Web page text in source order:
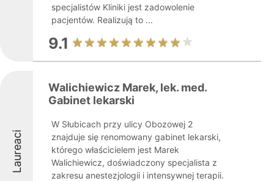
specjalistów Kliniki jest zadowolenie
pacjentów. Realizują to ...
9.1
Laureaci
Walichiewicz Marek, lek. med.
Gabinet lekarski
W Słubicach przy ulicy Obozowej 2
znajduje się renomowany gabinet lekarski,
którego właścicielem jest Marek
Walichiewicz, doświadczony specjalista z
zakresu anestezjologii i intensywnej terapii.